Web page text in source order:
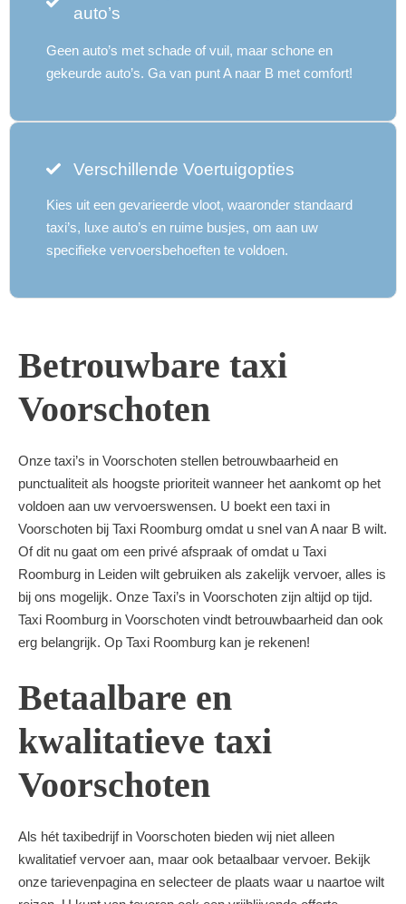
auto’s
Geen auto’s met schade of vuil, maar schone en
gekeurde auto’s. Ga van punt A naar B met comfort!
Verschillende Voertuigopties
Kies uit een gevarieerde vloot, waaronder standaard
taxi’s, luxe auto’s en ruime busjes, om aan uw
specifieke vervoersbehoeften te voldoen.
Betrouwbare taxi
Voorschoten
Onze taxi’s in Voorschoten stellen betrouwbaarheid en
punctualiteit als hoogste prioriteit wanneer het aankomt op het
voldoen aan uw vervoerswensen. U boekt een taxi in
Voorschoten bij Taxi Roomburg omdat u snel van A naar B wilt.
Of dit nu gaat om een privé afspraak of omdat u Taxi
Roomburg in Leiden wilt gebruiken als zakelijk vervoer, alles is
bij ons mogelijk. Onze Taxi’s in Voorschoten zijn altijd op tijd.
Taxi Roomburg in Voorschoten vindt betrouwbaarheid dan ook
erg belangrijk. Op Taxi Roomburg kan je rekenen!
Betaalbare en
kwalitatieve taxi
Voorschoten
Als hét taxibedrijf in Voorschoten bieden wij niet alleen
kwalitatief vervoer aan, maar ook betaalbaar vervoer. Bekijk
onze tarievenpagina en selecteer de plaats waar u naartoe wilt